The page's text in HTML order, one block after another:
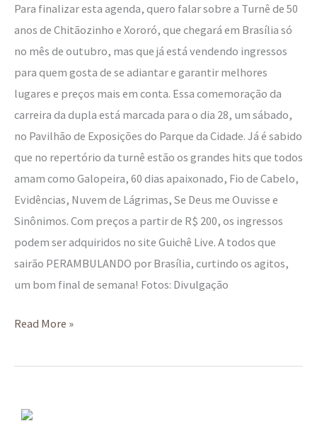
Para finalizar esta agenda, quero falar sobre a Turnê de 50
anos de Chitãozinho e Xororó, que chegará em Brasília só
no mês de outubro, mas que já está vendendo ingressos
para quem gosta de se adiantar e garantir melhores
lugares e preços mais em conta. Essa comemoração da
carreira da dupla está marcada para o dia 28, um sábado,
no Pavilhão de Exposições do Parque da Cidade. Já é sabido
que no repertório da turnê estão os grandes hits que todos
amam como Galopeira, 60 dias apaixonado, Fio de Cabelo,
Evidências, Nuvem de Lágrimas, Se Deus me Ouvisse e
Sinônimos. Com preços a partir de R$ 200, os ingressos
podem ser adquiridos no site Guichê Live. A todos que
sairão PERAMBULANDO por Brasília, curtindo os agitos,
um bom final de semana! Fotos: Divulgação
Read More »